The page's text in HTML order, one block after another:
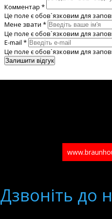
Комментар *
Це поле є обов`язковим для
Мене звати *
Це поле є обов`язковим для
E-mail *
Це поле є обов`язковим для
Дзвонiть до